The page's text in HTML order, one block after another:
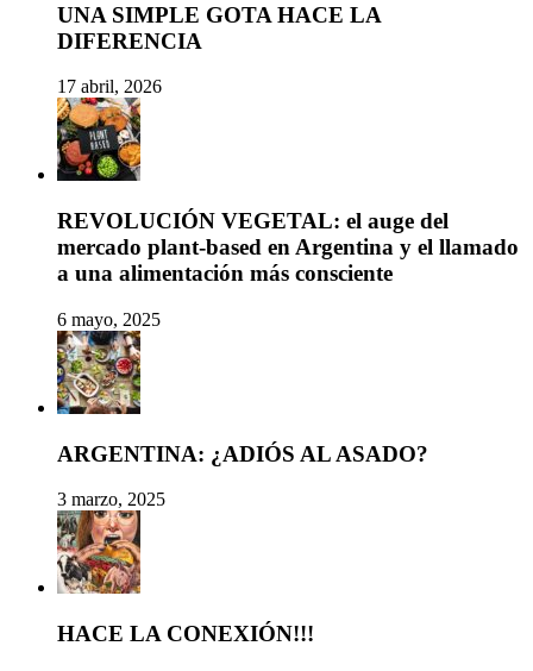
UNA SIMPLE GOTA HACE LA
DIFERENCIA
17 abril, 2026
REVOLUCIÓN VEGETAL: el auge del
mercado plant-based en Argentina y el llamado
a una alimentación más consciente
6 mayo, 2025
ARGENTINA: ¿ADIÓS AL ASADO?
3 marzo, 2025
HACE LA CONEXIÓN!!!